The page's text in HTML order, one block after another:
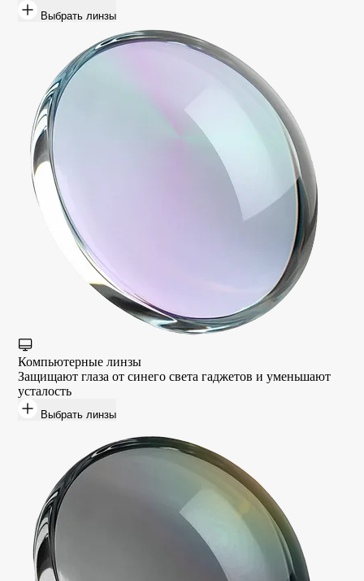
Выбрать линзы
Компьютерные линзы
Защищают глаза от синего света гаджетов и уменьшают
усталость
Выбрать линзы